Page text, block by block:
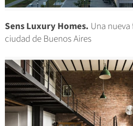
Sens Luxury Homes. Una
ciudad de Buenos Aires